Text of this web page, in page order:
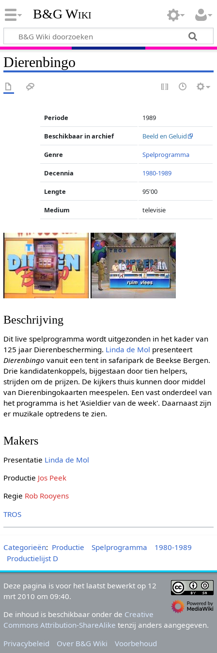
B&G Wiki
Dierenbingo
Periode 1989
Beschikbaar in archief Beeld en Geluid
Genre Spelprogramma
Decennia 1980-1989
Lengte 95'00
Medium televisie
Beschrijving
Dit live spelprogramma wordt uitgezonden in het kader van
125 jaar Dierenbescherming. Linda de Mol presenteert
Dierenbingo vanuit een tent in safaripark de Beekse Bergen.
Drie kandidatenkoppels, bijgestaan door tien helpers,
strijden om de prijzen. De kijkers thuis kunnen door middel
van Dierenbingokaarten meespelen. Een vast onderdeel van
het programma is het 'Asieldier van de week'. Daarnaast zijn
er muzikale optredens te zien.
Makers
Presentatie Linda de Mol
Productie Jos Peek
Regie Rob Rooyens
TROS
Categorieën: Productie Spelprogramma
1980-1989
Productielijst D
Deze pagina is voor het laatst bewerkt op 12
mrt 2010 om 09:40.
De inhoud is beschikbaar onder de Creative
Commons Attribution-ShareAlike tenzij anders aangegeven.
Privacybeleid
Over B&G Wiki Voorbehoud